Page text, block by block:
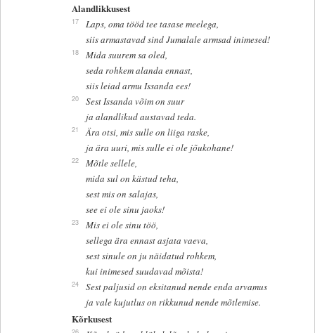
Alandlikkusest
17
Laps, oma tööd tee tasase meelega,
siis armastavad sind Jumalale armsad inimesed!
18
Mida suurem sa oled,
seda rohkem alanda ennast,
siis leiad armu Issanda ees!
20
Sest Issanda võim on suur
ja alandlikud austavad teda.
21
Ära otsi, mis sulle on liiga raske,
ja ära uuri, mis sulle ei ole jõukohane!
22
Mõtle sellele,
mida sul on kästud teha,
sest mis on salajas,
see ei ole sinu jaoks!
23
Mis ei ole sinu töö,
sellega ära ennast asjata vaeva,
sest sinule on ju näidatud rohkem,
kui inimesed suudavad mõista!
24
Sest paljusid on eksitanud nende enda arvamus
ja vale kujutlus on rikkunud nende mõtlemise.
Kõrkusest